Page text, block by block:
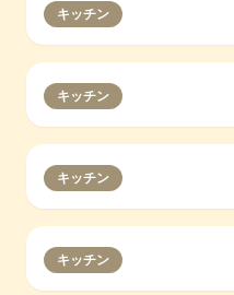
キッチン
キッチン
キッチン
キッチン